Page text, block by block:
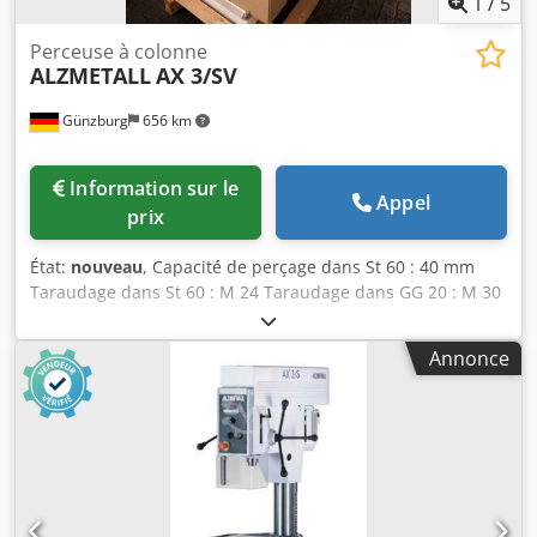
Günzburg 656 km
Perceuse à colonne
ALZMETALLAX 3/SV
prix
Appel
État: nouveau, Capacité de perçage dans St 60 : 40 mm
Taraudage dans St 60 : M 24 Taraudage dans GG 20 : M 30
Dkodpfx Ahoyvvq Dj Ajr Vitesses de broche - en continu :
160-2250 tr/min Nez de broche court : CM 3 Course de la
broche : 120 mm Déport : 293 mm Diamètre de la colonne :
115 mm Table de la machine - surface utile : 515 x 360 mm
Distance broche / table min./max. : 117/701 mm Rainures
en T - nombre – largeur – entraxe : 2 x 14 x 224 mm Avance
: 0,1 + 0,2 mm/tr Hauteur de la machine : 1840 mm
Équipement de série : - Interrupteur principal avec
disjoncteur moteur verrouillable - Bouton-poussoir d’arrêt
Annonce